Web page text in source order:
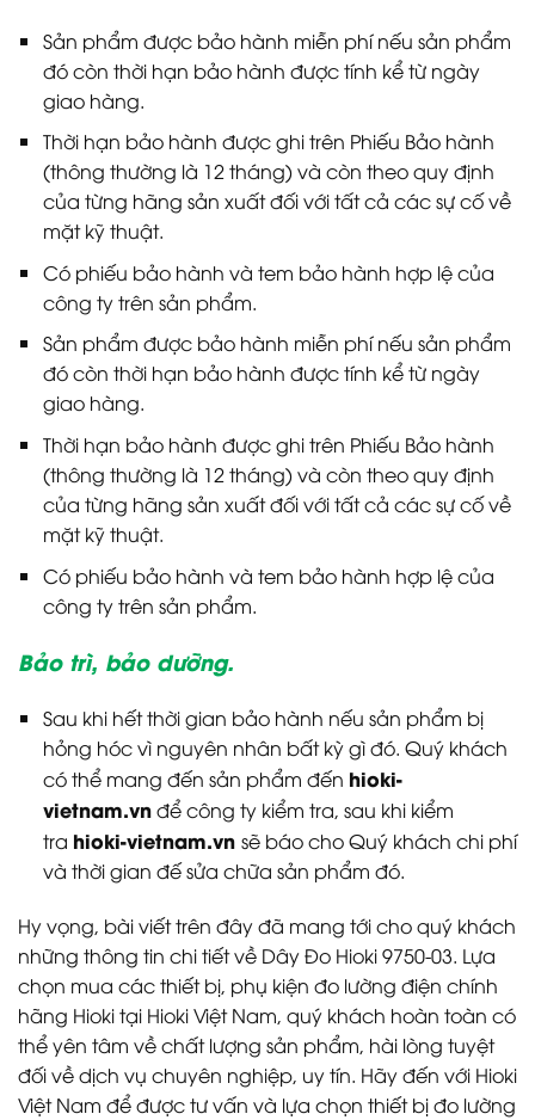
Sản phẩm được bảo hành miễn phí nếu sản phẩm
đó còn thời hạn bảo hành được tính kể từ ngày
giao hàng.
Thời hạn bảo hành được ghi trên Phiếu Bảo hành
(thông thường là 12 tháng) và còn theo quy định
của từng hãng sản xuất đối với tất cả các sự cố về
mặt kỹ thuật.
Có phiếu bảo hành và tem bảo hành hợp lệ của
công ty trên sản phẩm.
Sản phẩm được bảo hành miễn phí nếu sản phẩm
đó còn thời hạn bảo hành được tính kể từ ngày
giao hàng.
Thời hạn bảo hành được ghi trên Phiếu Bảo hành
(thông thường là 12 tháng) và còn theo quy định
của từng hãng sản xuất đối với tất cả các sự cố về
mặt kỹ thuật.
Có phiếu bảo hành và tem bảo hành hợp lệ của
công ty trên sản phẩm.
Bảo trì, bảo dưỡng.
Sau khi hết thời gian bảo hành nếu sản phẩm bị
hỏng hóc vì nguyên nhân bất kỳ gì đó. Quý khách
có thể mang đến sản phẩm đến hioki-
vietnam.vnđể công ty kiểm tra, sau khi kiểm
tra hioki-vietnam.vn sẽ báo cho Quý khách chi phí
và thời gian đế sửa chữa sản phẩm đó.
Hy vọng, bài viết trên đây đã mang tới cho quý khách
những thông tin chi tiết về Dây Đo Hioki 9750-03. Lựa
chọn mua các thiết bị, phụ kiện đo lường điện chính
hãng Hioki tại Hioki Việt Nam, quý khách hoàn toàn có
thể yên tâm về chất lượng sản phẩm, hài lòng tuyệt
đối về dịch vụ chuyên nghiệp, uy tín. Hãy đến với Hioki
Việt Nam để được tư vấn và lựa chọn thiết bị đo lường